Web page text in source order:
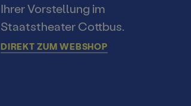
Ihrer Vorstellung im
Staatstheater Cottbus.
DIREKT ZUM WEBSHOP